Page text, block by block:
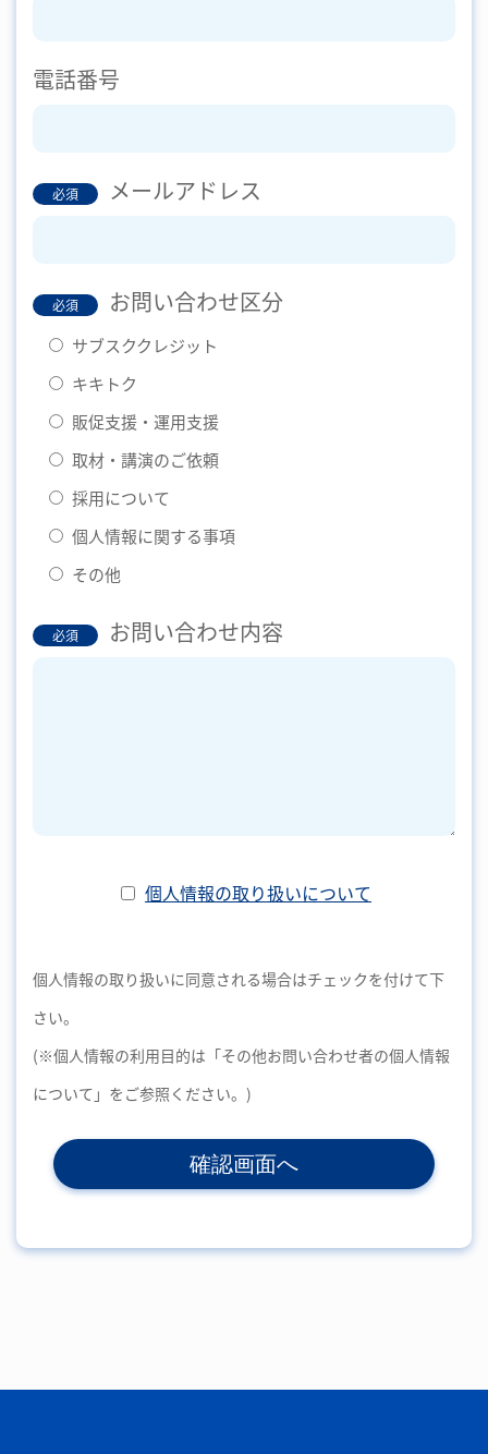
電話番号
必須 メールアドレス
必須 お問い合わせ区分
サブスククレジット
キキトク
販促支援・運用支援
取材・講演のご依頼
採用について
個人情報に関する事項
その他
必須 お問い合わせ内容
個人情報の取り扱いについて
個人情報の取り扱いに同意される場合はチェックを付けて下
さい。
(※個人情報の利用目的は「その他お問い合わせ者の個人情報
について」をご参照ください。)